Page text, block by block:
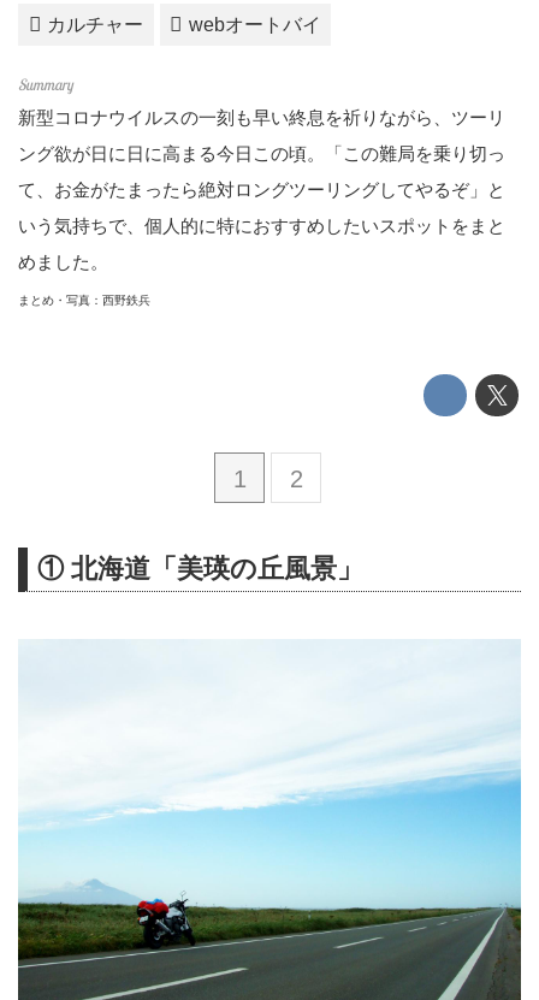
カルチャー webオートバイ
新型コロナウイルスの一刻も早い終息を祈りながら、ツーリ
ング欲が日に日に高まる今日この頃。「この難局を乗り切っ
て、お金がたまったら絶対ロングツーリングしてやるぞ」と
いう気持ちで、個人的に特におすすめしたいスポットをまと
めました。
まとめ・写真：西野鉄兵
1 2
① 北海道「美瑛の丘風景」